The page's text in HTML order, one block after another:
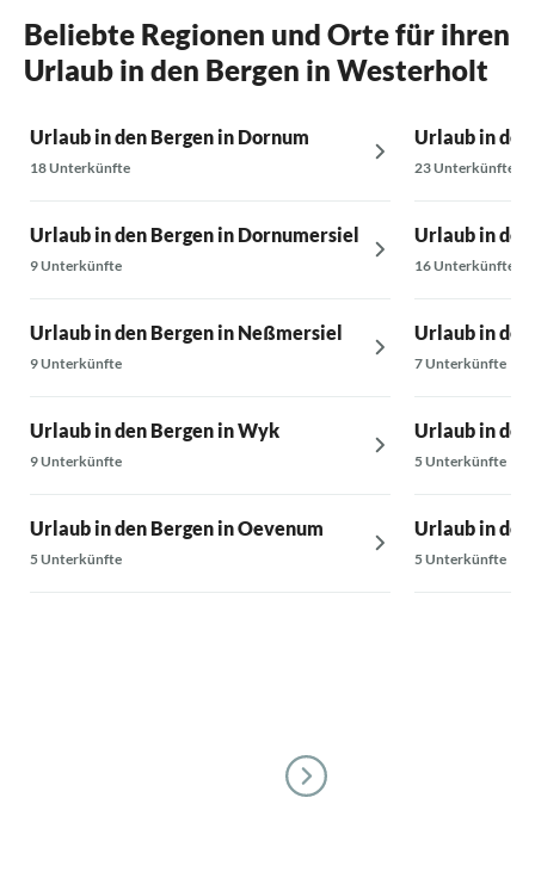
Beliebte Regionen und Orte für ihren
Urlaub in den Bergen in Westerholt
Urlaub in den Bergen in Dornum
18 Unterkünfte
Urlaub in den Bergen in Dornumersiel
9 Unterkünfte
Urlaub in den Bergen in Neßmersiel
9 Unterkünfte
Urlaub in den Bergen in Wyk
9 Unterkünfte
Urlaub in den Bergen in Oevenum
5 Unterkünfte
Urlaub in
23 Unterkünfte
Urlaub in
16 Unterkünfte
Urlaub in
7 Unterkünfte
Urlaub in den
5 Unterkünfte
Urlaub in den
5 Unterkünfte